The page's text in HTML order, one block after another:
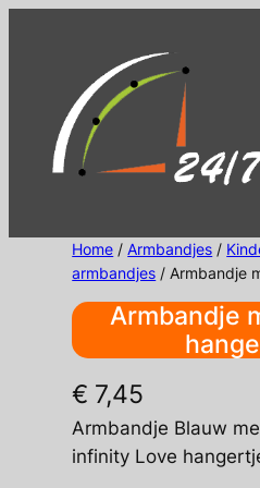
Home / Armbandjes /
armbandjes / Armbandje
Armbandje
€ 7,45
Armbandje Blauw
infinity Love